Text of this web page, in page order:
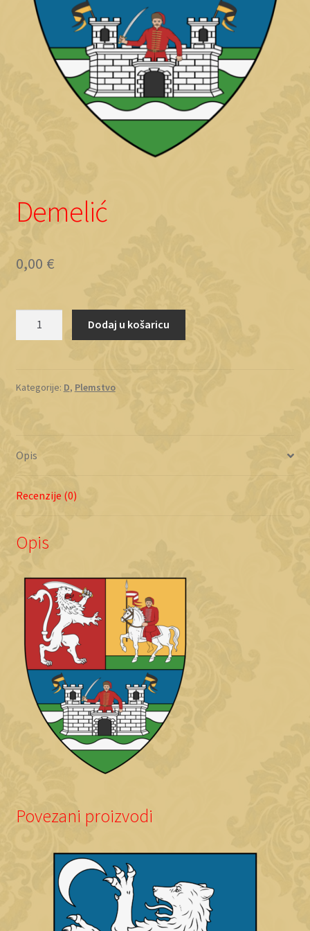
Objave
Demelić
0,00 €
Dodaj u košaricu
Kategorije: D, Plemstvo
Opis
Recenzije (0)
Opis
Povezani proizvodi